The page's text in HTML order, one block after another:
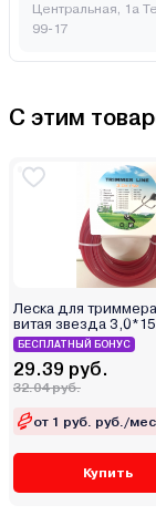
Центральная, 1а
99-17
С этим
Леска для
витая звезда
БЕСПЛАТНЫЙ БОНУС
29.39 руб.
32.04 руб.
от 1 руб. руб./мес.
Купить